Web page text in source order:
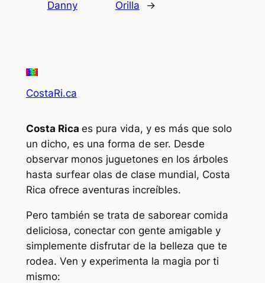
Danny Orilla →
CostaRi.ca
Costa Rica es pura vida, y es más que solo
un dicho, es una forma de ser. Desde
observar monos juguetones en los árboles
hasta surfear olas de clase mundial, Costa
Rica ofrece aventuras increíbles.
Pero también se trata de saborear comida
deliciosa, conectar con gente amigable y
simplemente disfrutar de la belleza que te
rodea. Ven y experimenta la magia por ti
mismo: